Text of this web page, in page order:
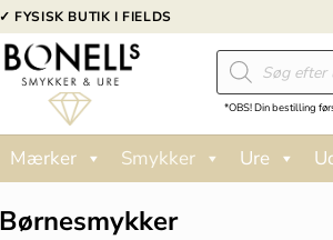
✓ FYSISK BUTIK I FIELDS
Products
search
*OBS! Din bestilling
Mærker Smykker Ure
Børnesmykker